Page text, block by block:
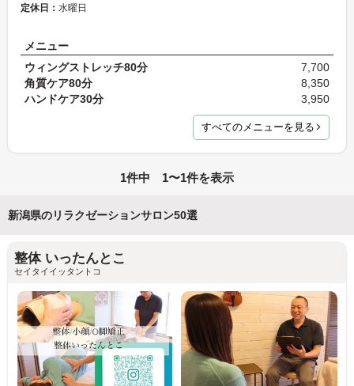
定休日： 水曜日
メニュー
ウィングストレッチ80分
7,700
角質ケア80分
8,350
ハンドケア30分
3,950
すべてのメニューを見る
1件中 1〜1件を表示
新潟県のリラクゼーションサロン50選
整体 いったんとこ
セイタイイッタントコ